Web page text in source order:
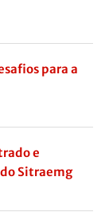
para a
e
Sitraemg